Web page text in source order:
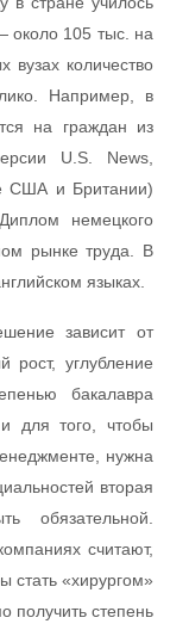
около 105 тыс. на
вузах количество
Например, в
на граждан из
U.S. News,
США и Британии)
немецкого
рынке труда. В
языках.
зависит от
рост, углубление
бакалавра
для того, чтобы
нужна
вторая
обязательной.
считают,
стать «хирургом»
получить степень